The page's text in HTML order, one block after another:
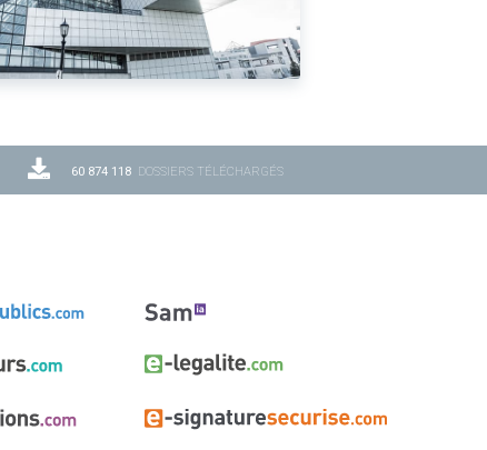
60 874 118 DOSSIERS TÉLÉCHARGÉS